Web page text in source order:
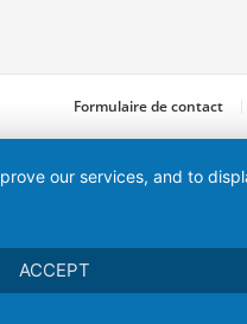
Formulaire de contact
our services, and to
ACCEPT